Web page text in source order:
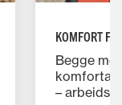
KOMFORT
Begge
–